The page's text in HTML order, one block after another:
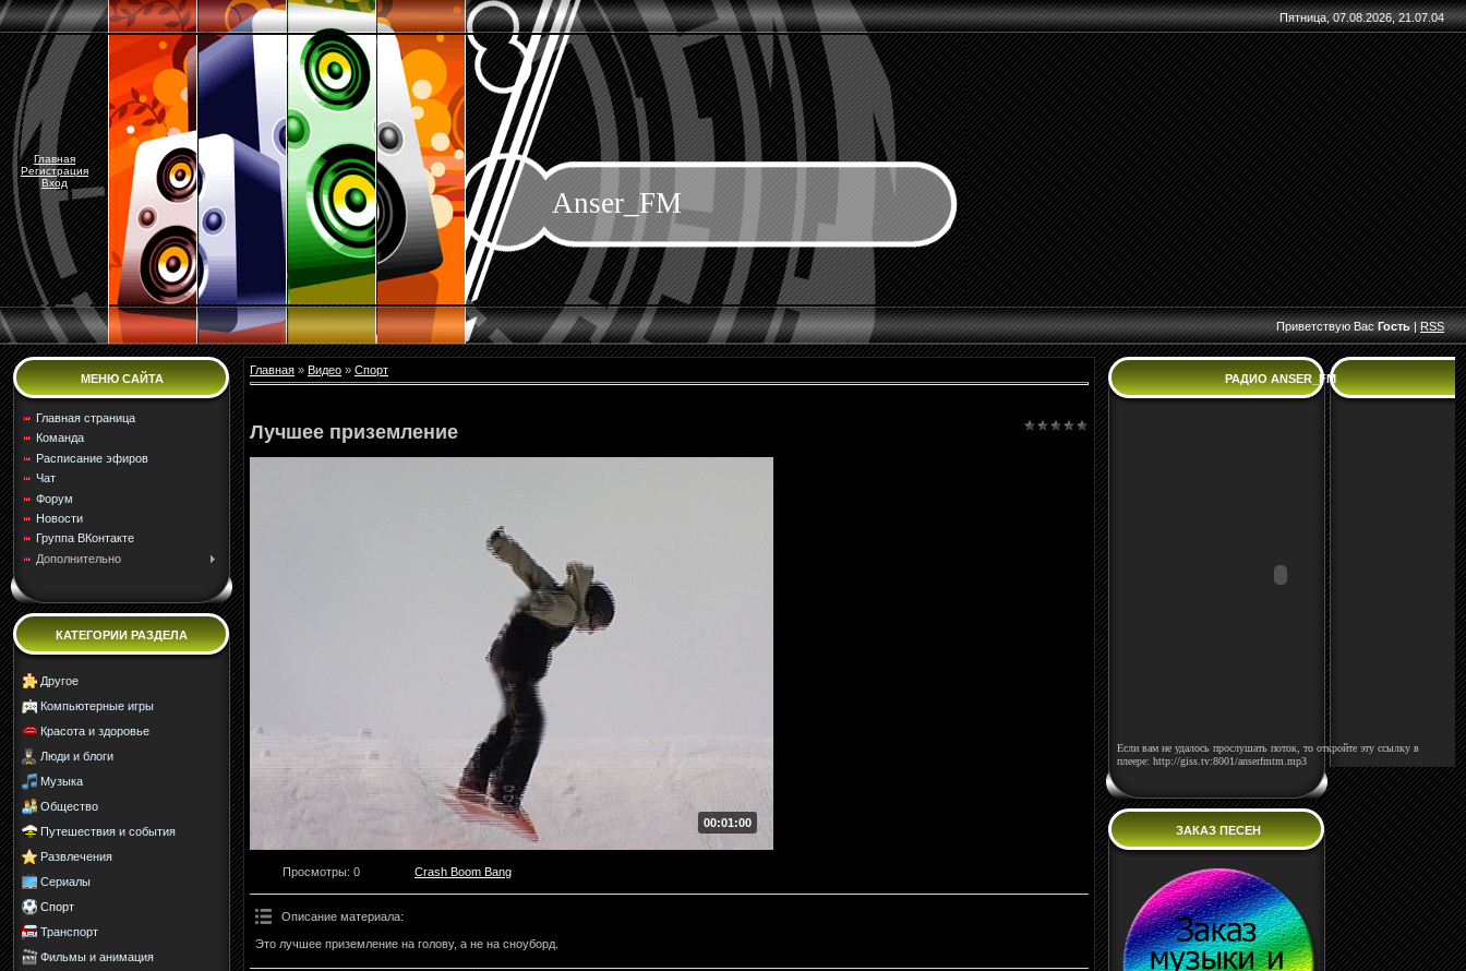
Пятница, 07.08.2026, 21.07.04
Главная
Регистрация
Вход
Anser_FM
Приветствую Вас Гость|RSS
МЕНЮ САЙТА
Главная страница
Команда
Расписание эфиров
Чат
Форум
Новости
Группа ВКонтакте
Дополнительно
КАТЕГОРИИ РАЗДЕЛА
Другое
Компьютерные игры
Красота и здоровье
Люди и блоги
Музыка
Общество
Путешествия и события
Развлечения
Сериалы
Спорт
Транспорт
Фильмы и анимация
Главная » Видео » Спорт
Лучшее приземление
00:01:00
Просмотры: 0 Crash Boom Bang
Описание материала:
Это лучшее приземление на голову, а не на сноуборд.
РАДИО ANSER_FM
Если вам не удалось прослушать поток, то откройте эту ссылку в
плеере: http://giss.tv:8001/anserfmtm.mp3
ЗАКАЗ ПЕСЕН